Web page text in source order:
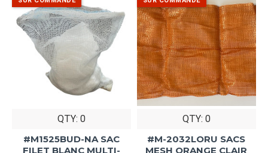
QTY: 0
#M1525BUD-NA SAC
FILET BLANC MULTI-
QTY: 0
#M-2032LORU SACS
MESH ORANGE CLAIR